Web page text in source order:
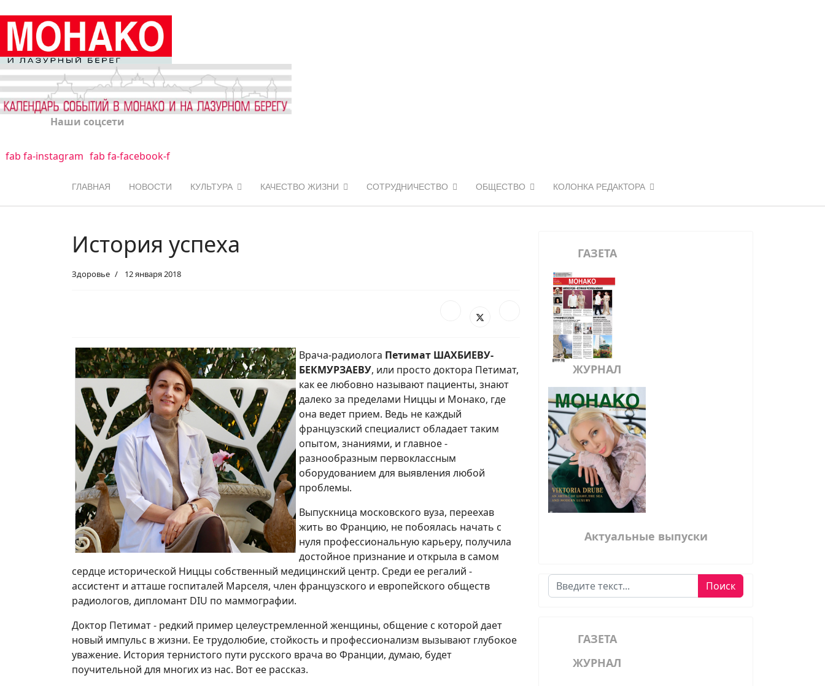
Наши соцсети
fab fa-instagram fab fa-facebook-f
ГЛАВНАЯ НОВОСТИ КУЛЬТУРА КАЧЕСТВО ЖИЗНИ СОТРУДНИЧЕСТВО ОБЩЕСТВО КОЛОНКА РЕДАКТОРА
История успеха
Здоровье 12 января 2018
Врача-радиолога Петимат ШАХБИЕВУ-
БЕКМУРЗАЕВУ, или просто доктора Петимат,
как ее любовно называют пациенты, знают
далеко за пределами Ниццы и Монако, где
она ведет прием. Ведь не каждый
французский специалист обладает таким
опытом, знаниями, и главное -
разнообразным первоклассным
оборудованием для выявления любой
проблемы.
Выпускница московского вуза, переехав
жить во Францию, не побоялась начать с
нуля профессиональную карьеру, получила
достойное признание и открыла в самом
сердце исторической Ниццы собственный медицинский центр. Среди ее регалий -
ассистент и атташе госпиталей Марселя, член французского и европейского обществ
радиологов, дипломант DIU по маммографии.
Доктор Петимат - редкий пример целеустремленной женщины, общение с которой дает
новый импульс в жизни. Ее трудолюбие, стойкость и профессионализм вызывают глубокое
уважение. История тернистого пути русского врача во Франции, думаю, будет
поучительной для многих из нас. Вот ее рассказ.
ГАЗЕТА
ЖУРНАЛ
Актуальные выпуски
Поиск Поиск
ГАЗЕТА
ЖУРНАЛ